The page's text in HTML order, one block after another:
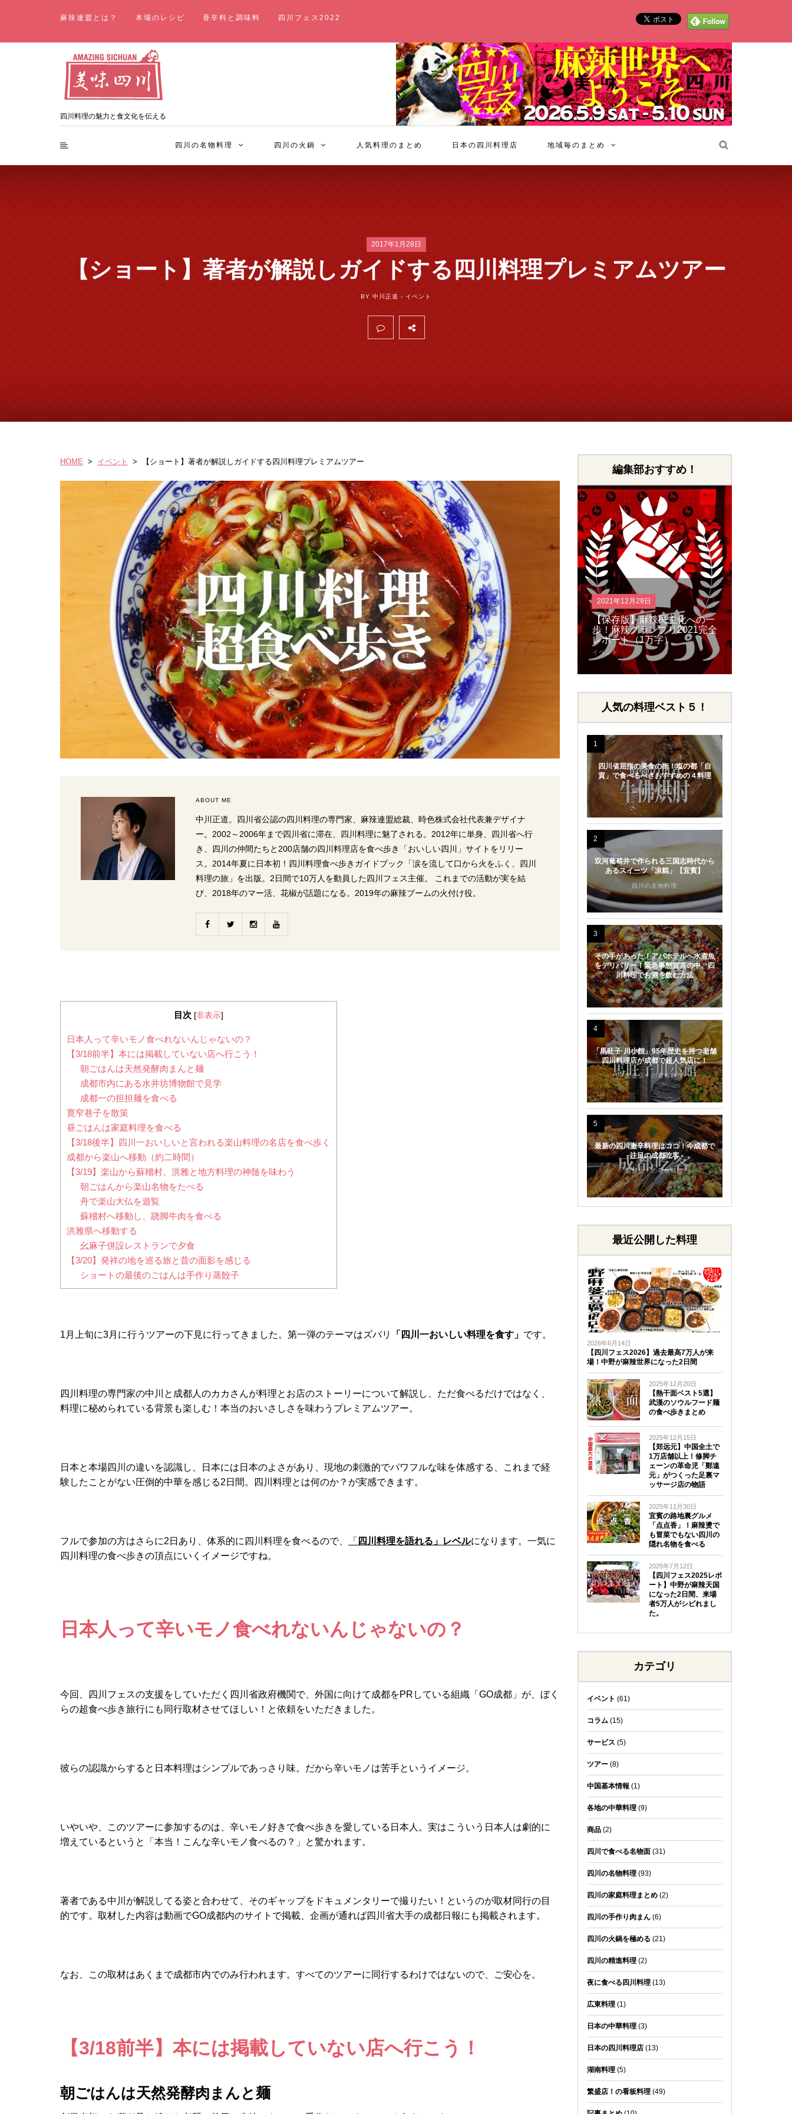
麻辣連盟とは？ 本場のレシピ 香辛料と調味料 四川フェス2022
四川料理の魅力と食文化を伝える
四川の名物料理 四川の火鍋 人気料理のまとめ 日本の四川料理店 地域毎のまとめ
2017年1月28日
【ショート】著者が解説しガイドする四川料理プレミアムツアー
BY 中川正道 - イベント
HOME > イベント > 【ショート】著者が解説しガイドする四川料理プレミアムツアー
ABOUT ME
中川正道。四川省公認の四川料理の専門家、麻辣連盟総裁、時色株式会社代表兼デザイナ
ー。2002～2006年まで四川省に滞在、四川料理に魅了される。2012年に単身、四川省へ行
き、四川の仲間たちと200店舗の四川料理店を食べ歩き「おいしい四川」サイトをリリー
ス。2014年夏に日本初！四川料理食べ歩きガイドブック「涙を流して口から火をふく、四川
料理の旅」を出版。2日間で10万人を動員した四川フェス主催。 これまでの活動が実を結
び、2018年のマー活、花椒が話題になる。2019年の麻辣ブームの火付け役。
目次 [非表示]
日本人って辛いモノ食べれないんじゃないの？
【3/18前半】本には掲載していない店へ行こう！
朝ごはんは天然発酵肉まんと麺
成都市内にある水井坊博物館で見学
成都一の担担麺を食べる
寛窄巷子を散策
昼ごはんは家庭料理を食べる
【3/18後半】四川一おいしいと言われる楽山料理の名店を食べ歩く
成都から楽山へ移動（約二時間）
【3/19】楽山から蘇稽村、洪雅と地方料理の神髄を味わう
朝ごはんから楽山名物をたべる
舟で楽山大仏を遊覧
蘇稽村へ移動し、跷脚牛肉を食べる
洪雅県へ移動する
幺麻子併設レストランで夕食
【3/20】発祥の地を巡る旅と昔の面影を感じる
ショートの最後のごはんは手作り蒸餃子
1月上旬に3月に行うツアーの下見に行ってきました。第一弾のテーマはズバリ 「四川一おいしい料理を食す」 です。
四川料理の専門家の中川と成都人のカカさんが料理とお店のストーリーについて解説し、ただ食べるだけではなく、
料理に秘められている背景も楽しむ！本当のおいさしさを味わうプレミアムツアー。
日本と本場四川の違いを認識し、日本には日本のよさがあり、現地の刺激的でパワフルな味を体感する、これまで経
験したことがない圧倒的中華を感じる2日間。四川料理とは何のか？が実感できます。
フルで参加の方はさらに2日あり、体系的に四川料理を食べるので、 「 四川料理を語れる」レベルになります。一気に
四川料理の食べ歩きの頂点にいくイメージですね。
日本人って辛いモノ食べれないんじゃないの？
今回、四川フェスの支援をしていただく四川省政府機関で、外国に向けて成都をPRしている組織「GO成都」が、ぼく
らの超食べ歩き旅行にも同行取材させてほしい！と依頼をいただきました。
彼らの認識からすると日本料理はシンプルであっさり味。だから辛いモノは苦手というイメージ。
いやいや、このツアーに参加するのは、辛いモノ好きで食べ歩きを愛している日本人。実はこういう日本人は劇的に
増えているというと「本当！こんな辛いモノ食べるの？」と驚かれます。
著者である中川が解説してる姿と合わせて、そのギャップをドキュメンタリーで撮りたい！というのが取材同行の目
的です。取材した内容は動画でGO成都内のサイトで掲載、企画が通れば四川省大手の成都日報にも掲載されます。
なお、この取材はあくまで成都市内でのみ行われます。すべてのツアーに同行するわけではないので、ご安心を。
【3/18前半】本には掲載していない店へ行こう！
朝ごはんは天然発酵肉まんと麺
編集部おすすめ！
2018年4月21日
6万5千人が歓喜！日本で一番
熱い四川料理の日！四川フェ
ス2018大成功！！
イベント
2018年2月5日
花椒でしびれまくるマー活！
パクチーを超える次のブーム
へ
食文化について
2021年12月29日
【保存版】麻辣民主化への一
歩！麻辣グランプリ2021完全
レポート（1万字）
イベント
2021年2月13日
66店舗が参加！累計リツイー
ト1.2万回以上！新しい可能
性を切り開いた四川フェス
2020@オンラインのまとめ
イベント
人気の料理ベスト５！
1
四川省屈指の美食の街！塩の都「自
貢」で食べるべきおすすめの４料理
四川の名物料理
2
双河葡萄井で作られる三国志時代から
あるスイーツ「凉糕」【宜賓】
四川の名物料理
3
その手があった！アパホテルへ水煮魚
をデリバリー！緊急事態宣言の中、四
川料理でお酒を飲む方法
コラム
4
「馬旺子·川小館」95年歴史を持つ老舗
四川料理店が成都で超人気店に！
繁盛店！の看板料理
5
最新の四川激辛料理はココ！今成都で
注目の成都吃客
繁盛店！の看板料理
最近公開した料理
2026年6月14日
【四川フェス2026】過去最高7万人が来
場！中野が麻辣世界になった2日間
2025年12月20日
【熱干面ベスト5選】
武漢のソウルフード麺
の食べ歩きまとめ
2025年12月15日
【郑远元】中国全土で
1万店舗以上！修脚チ
ェーンの革命児「鄭遠
元」がつくった足裏マ
ッサージ店の物語
2025年11月30日
宜賓の路地裏グルメ
「点点香」！麻辣燙で
も冒菜でもない四川の
隠れ名物を食べる
2025年7月12日
【四川フェス2025レポ
ート】中野が麻辣天国
になった2日間、来場
者5万人がシビれまし
た。
カテゴリ
イベント (61)
コラム(15)
サービス (5)
ツアー(8)
中国基本情報 (1)
各地の中華料理(9)
商品(2)
四川で食べる名物面(31)
四川の名物料理(93)
四川の家庭料理まとめ(2)
四川の手作り肉まん(6)
四川の火鍋を極める (21)
四川の精進料理(2)
夜に食べる四川料理(13)
広東料理(1)
日本の中華料理(3)
日本の四川料理店(13)
湖南料理(5)
繁盛店！の看板料理(49)